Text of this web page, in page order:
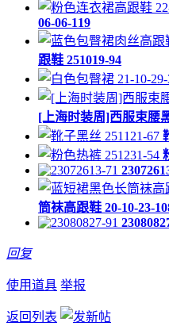
06-06-119
跟鞋 251019-94
[上海时装周]西服束腰
筒袜高跟鞋 20-10-23-
回复
使用道具 举报
返回列表